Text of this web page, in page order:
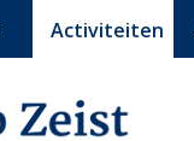
Activiteiten